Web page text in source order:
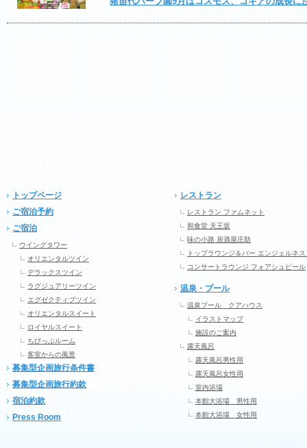
トップページ
ご宿泊予約
ご宿泊
ウイングタワー
オリエンタルツイン
デラックスツイン
ラグジュアリーツイン
エグゼクティブツイン
オリエンタルスイート
ロイヤルスイート
ちびっぷルーム
客室からの風景
募集型企画旅行条件書
募集型企画旅行約款
宿泊約款
Press Room
レストラン
レストラン ファムネット
和食堂 天王坂
味の小路 居酒屋庄助
トップラウンジ＆バー エンジェルネス
コンサートラウンジ フォアシュピール
温泉・プール
温泉プール クアハウス
イラストマップ
施設のご案内
露天風呂
露天風呂男性用
露天風呂女性用
室内浴場
本館大浴場 男性用
本館大浴場 女性用